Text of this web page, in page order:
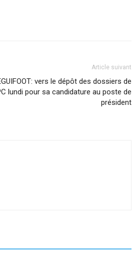
Article suivant
vers le dépôt des dossiers de
lundi pour sa candidature au poste de
président